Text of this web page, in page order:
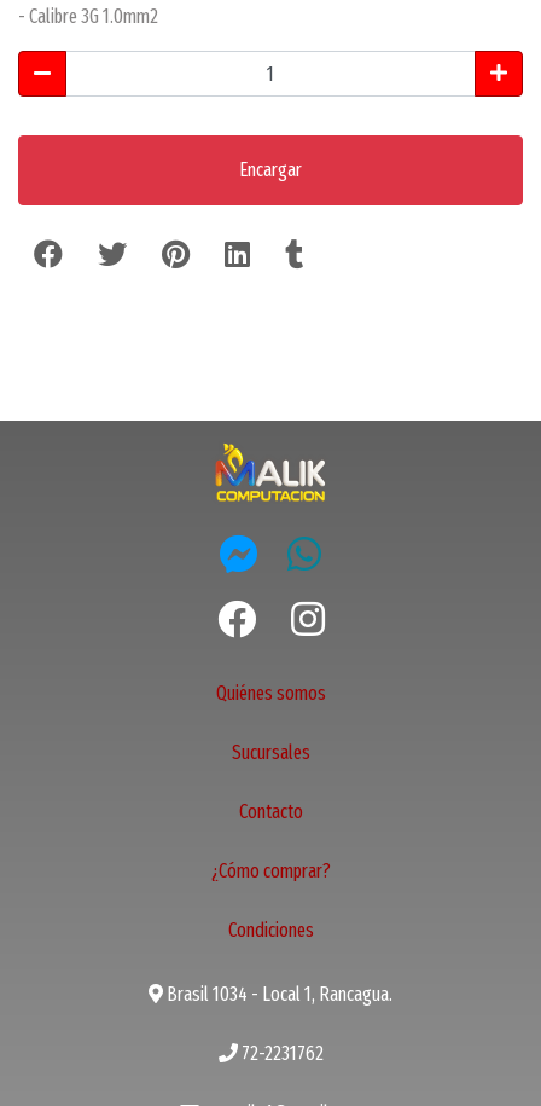
- Calibre 3G 1.0mm2
Encargar
Quiénes somos
Sucursales
Contacto
¿Cómo comprar?
Condiciones
Brasil 1034 - Local 1, Rancagua.
72-2231762